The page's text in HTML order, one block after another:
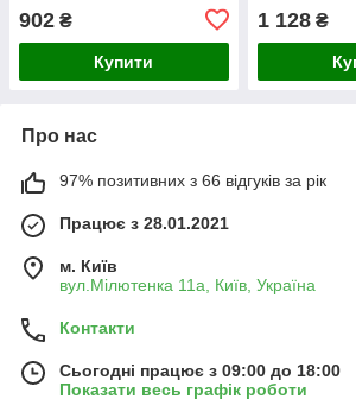
902 ₴
Купити
1 128₴
Про нас
97% позитивних з 66 відгуків за рік
Працює з 28.01.2021
м. Київ
вул.Мілютенка 11а, Київ, Україна
Контакти
Сьогодні працює з 09:00 до 18:00
Показати весь графік роботи